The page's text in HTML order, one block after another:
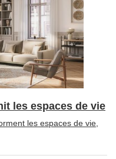
les espaces de vie
les espaces de vie,